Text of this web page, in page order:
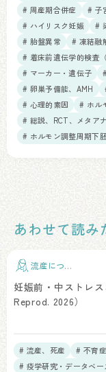
# 周産期合併症
# 子
# ハイリスク妊娠
#
# 胎盤異常
# 凍結融
# 着床前遺伝学的検査（
# マーカー・遺伝子
# 卵巣予備能、AMH
# 心理的素因
# ホル
# 総説、RCT、メタア
# ホルモン調整周期下
あわせて読み
流産につい
妊娠前・中ストレ
Reprod. 2026）
# 流産、死産 # 不育症
# 疫学研究・データベー